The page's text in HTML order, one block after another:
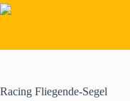
Skip
to
Racing Fliegende-Segel